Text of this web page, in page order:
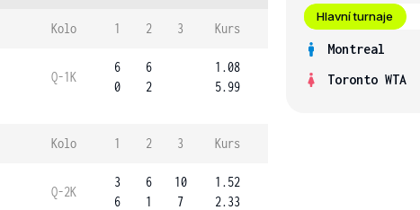
Kolo 1 2 3 Kurs
Q-1K
6
0
6
2
1.08
5.99
Kolo 1 2 3 Kurs
Q-2K
3
6
6
1
10
7
1.52
2.33
Hlavní turnaje
Montreal
Toronto WTA